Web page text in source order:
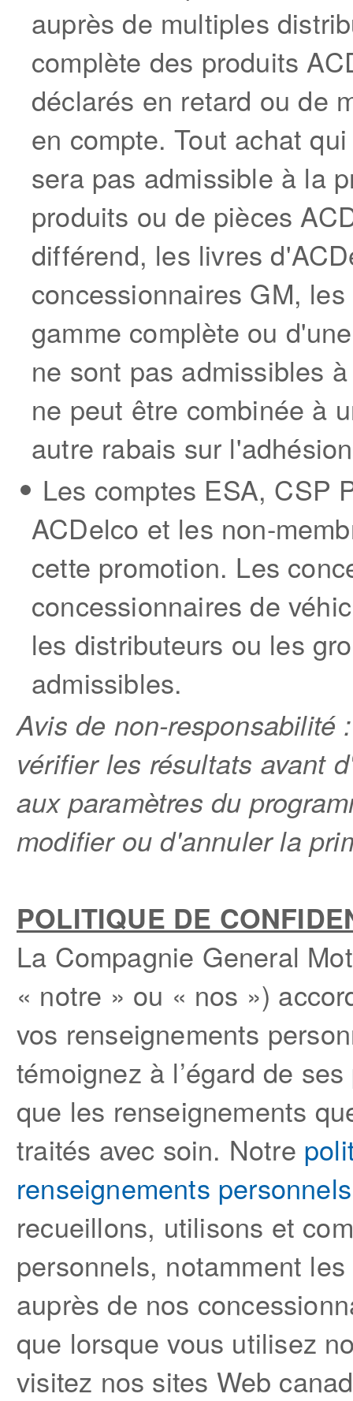
auprès de multiples
complète des produits
déclarés en retard ou de
en compte. Tout achat
sera pas admissible à la
produits ou de pièces
différend, les livres
concessionnaires GM,
gamme complète ou
ne sont pas admissibles
ne peut être combinée à
autre rabais sur
Les comptes ESA, CSP
ACDelco et les non-
cette promotion. Les
concessionnaires de
les distributeurs ou les
admissibles.
Avis de non-responsabilité
vérifier les résultats avant
aux paramètres du
modifier ou d'annuler la
POLITIQUE DE
La Compagnie General
« notre » ou « nos »)
vos renseignements
témoignez à l’égard de
que les renseignements
traités avec soin. Notre
renseignements personnels
recueillons, utilisons et
personnels, notamment
auprès de nos
que lorsque vous utilisez
visitez nos sites Web